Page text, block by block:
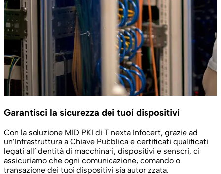
Garantisci la sicurezza dei tuoi dispositivi
Con la soluzione MID PKI di Tinexta Infocert, grazie ad
un’Infrastruttura a Chiave Pubblica e certificati qualificati
legati all’identità di macchinari, dispositivi e sensori, ci
assicuriamo che ogni comunicazione, comando o
transazione dei tuoi dispositivi sia autorizzata.